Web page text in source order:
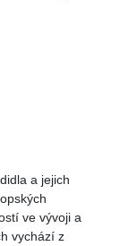
a jejich
ve vývoji a
vychází z